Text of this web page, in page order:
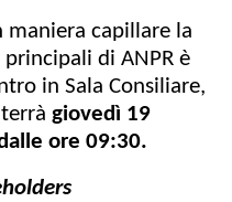
maniera capillare la
di ANPR è
in Sala Consiliare,
giovedì 19
ore 09:30.